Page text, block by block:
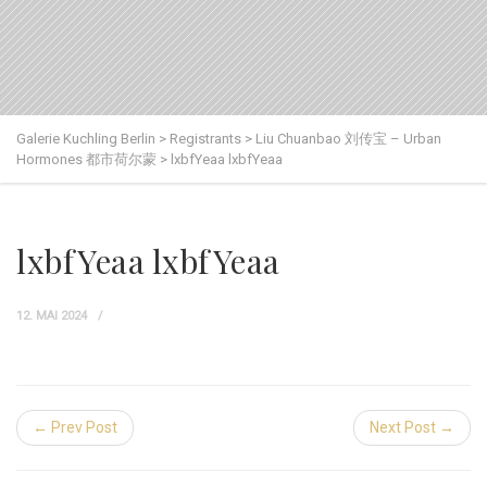
Galerie Kuchling Berlin > Registrants > Liu Chuanbao 刘传宝 – Urban
Hormones 都市荷尔蒙 > lxbfYeaa lxbfYeaa
lxbfYeaa lxbfYeaa
12. MAI 2024
← Prev Post Next Post →